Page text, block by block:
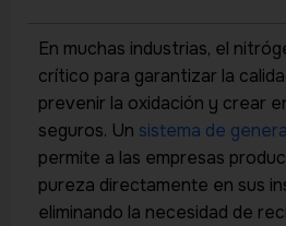
En muchas industrias, el
crítico para garantizar la
prevenir la oxidación y crear
seguros. Un sistema de
permite a las empresas
pureza directamente en sus
eliminando la necesidad de